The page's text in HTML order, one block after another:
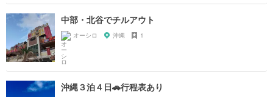
中部・北谷でチルアウト
オーシロ 沖縄 1
沖縄３泊４日🚗行程表あり